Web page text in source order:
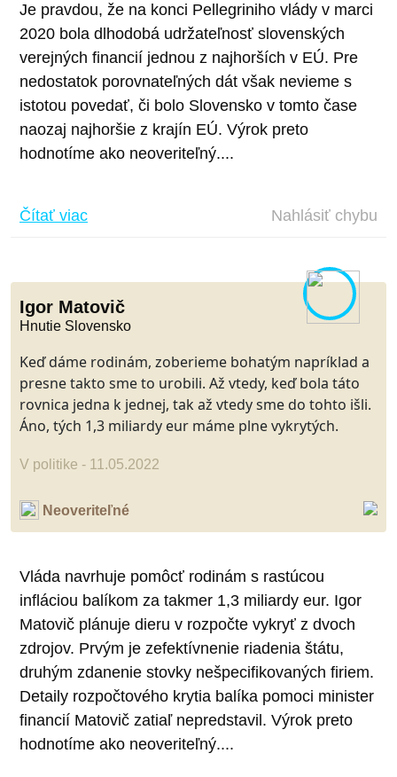
Je pravdou, že na konci Pellegriniho vlády v marci
2020 bola dlhodobá udržateľnosť slovenských
verejných financií jednou z najhorších v EÚ. Pre
nedostatok porovnateľných dát však nevieme s
istotou povedať, či bolo Slovensko v tomto čase
naozaj najhoršie z krajín EÚ. Výrok preto
hodnotíme ako neoveriteľný....
Čítať viac Nahlásiť chybu
Igor Matovič
Hnutie Slovensko
Keď dáme rodinám, zoberieme bohatým napríklad a
presne takto sme to urobili. Až vtedy, keď bola táto
rovnica jedna k jednej, tak až vtedy sme do tohto išli.
Áno, tých 1,3 miliardy eur máme plne vykrytých.
V politike - 11.05.2022
Neoveriteľné
Vláda navrhuje pomôcť rodinám s rastúcou
infláciou balíkom za takmer 1,3 miliardy eur. Igor
Matovič plánuje dieru v rozpočte vykryť z dvoch
zdrojov. Prvým je zefektívnenie riadenia štátu,
druhým zdanenie stovky nešpecifikovaných firiem.
Detaily rozpočtového krytia balíka pomoci minister
financií Matovič zatiaľ nepredstavil. Výrok preto
hodnotíme ako neoveriteľný....